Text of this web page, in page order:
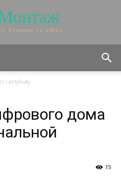
будинка та офіса
i artykuły
дома
15